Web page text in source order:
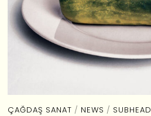
ÇAĞDAŞ SANAT / NEWS / SUBHEAD